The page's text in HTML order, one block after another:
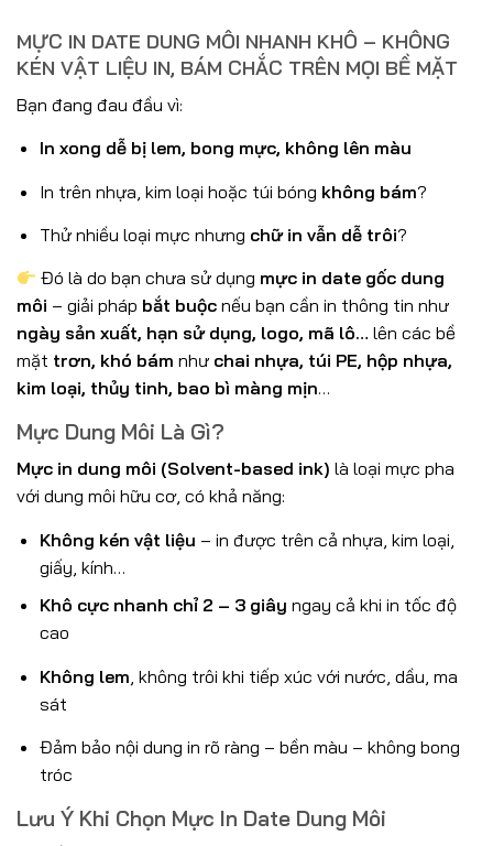
MỰC IN DATE DUNG MÔI NHANH KHÔ – KHÔNG
KÉN VẬT LIỆU IN, BÁM CHẮC TRÊN MỌI BỀ MẶT
Bạn đang đau đầu vì:
In xong dễ bị lem, bong mực, không lên màu
In trên nhựa, kim loại hoặc túi bóng không bám?
Thử nhiều loại mực nhưng chữ in vẫn dễ trôi?
Đó là do bạn chưa sử dụng mực in date gốc dung
môi – giải pháp bắt buộc nếu bạn cần in thông tin như
ngày sản xuất, hạn sử dụng, logo, mã lô… lên các bề
mặt trơn, khó bám như chai nhựa, túi PE, hộp nhựa,
kim loại, thủy tinh, bao bì màng mịn…
Mực Dung Môi Là Gì?
Mực in dung môi (Solvent-based ink) là loại mực pha
với dung môi hữu cơ, có khả năng:
Không kén vật liệu – in được trên cả nhựa, kim loại,
giấy, kính…
Khô cực nhanh chỉ 2 – 3 giây ngay cả khi in tốc độ
cao
Không lem , không trôi khi tiếp xúc với nước, dầu, ma
sát
Đảm bảo nội dung in rõ ràng – bền màu – không bong
tróc
Lưu Ý Khi Chọn Mực In Date Dung Môi